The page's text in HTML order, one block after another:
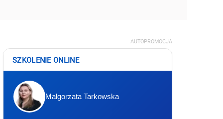
AUTOPROMOCJA
SZKOLENIE ONLINE
Małgorzata Tarkowska